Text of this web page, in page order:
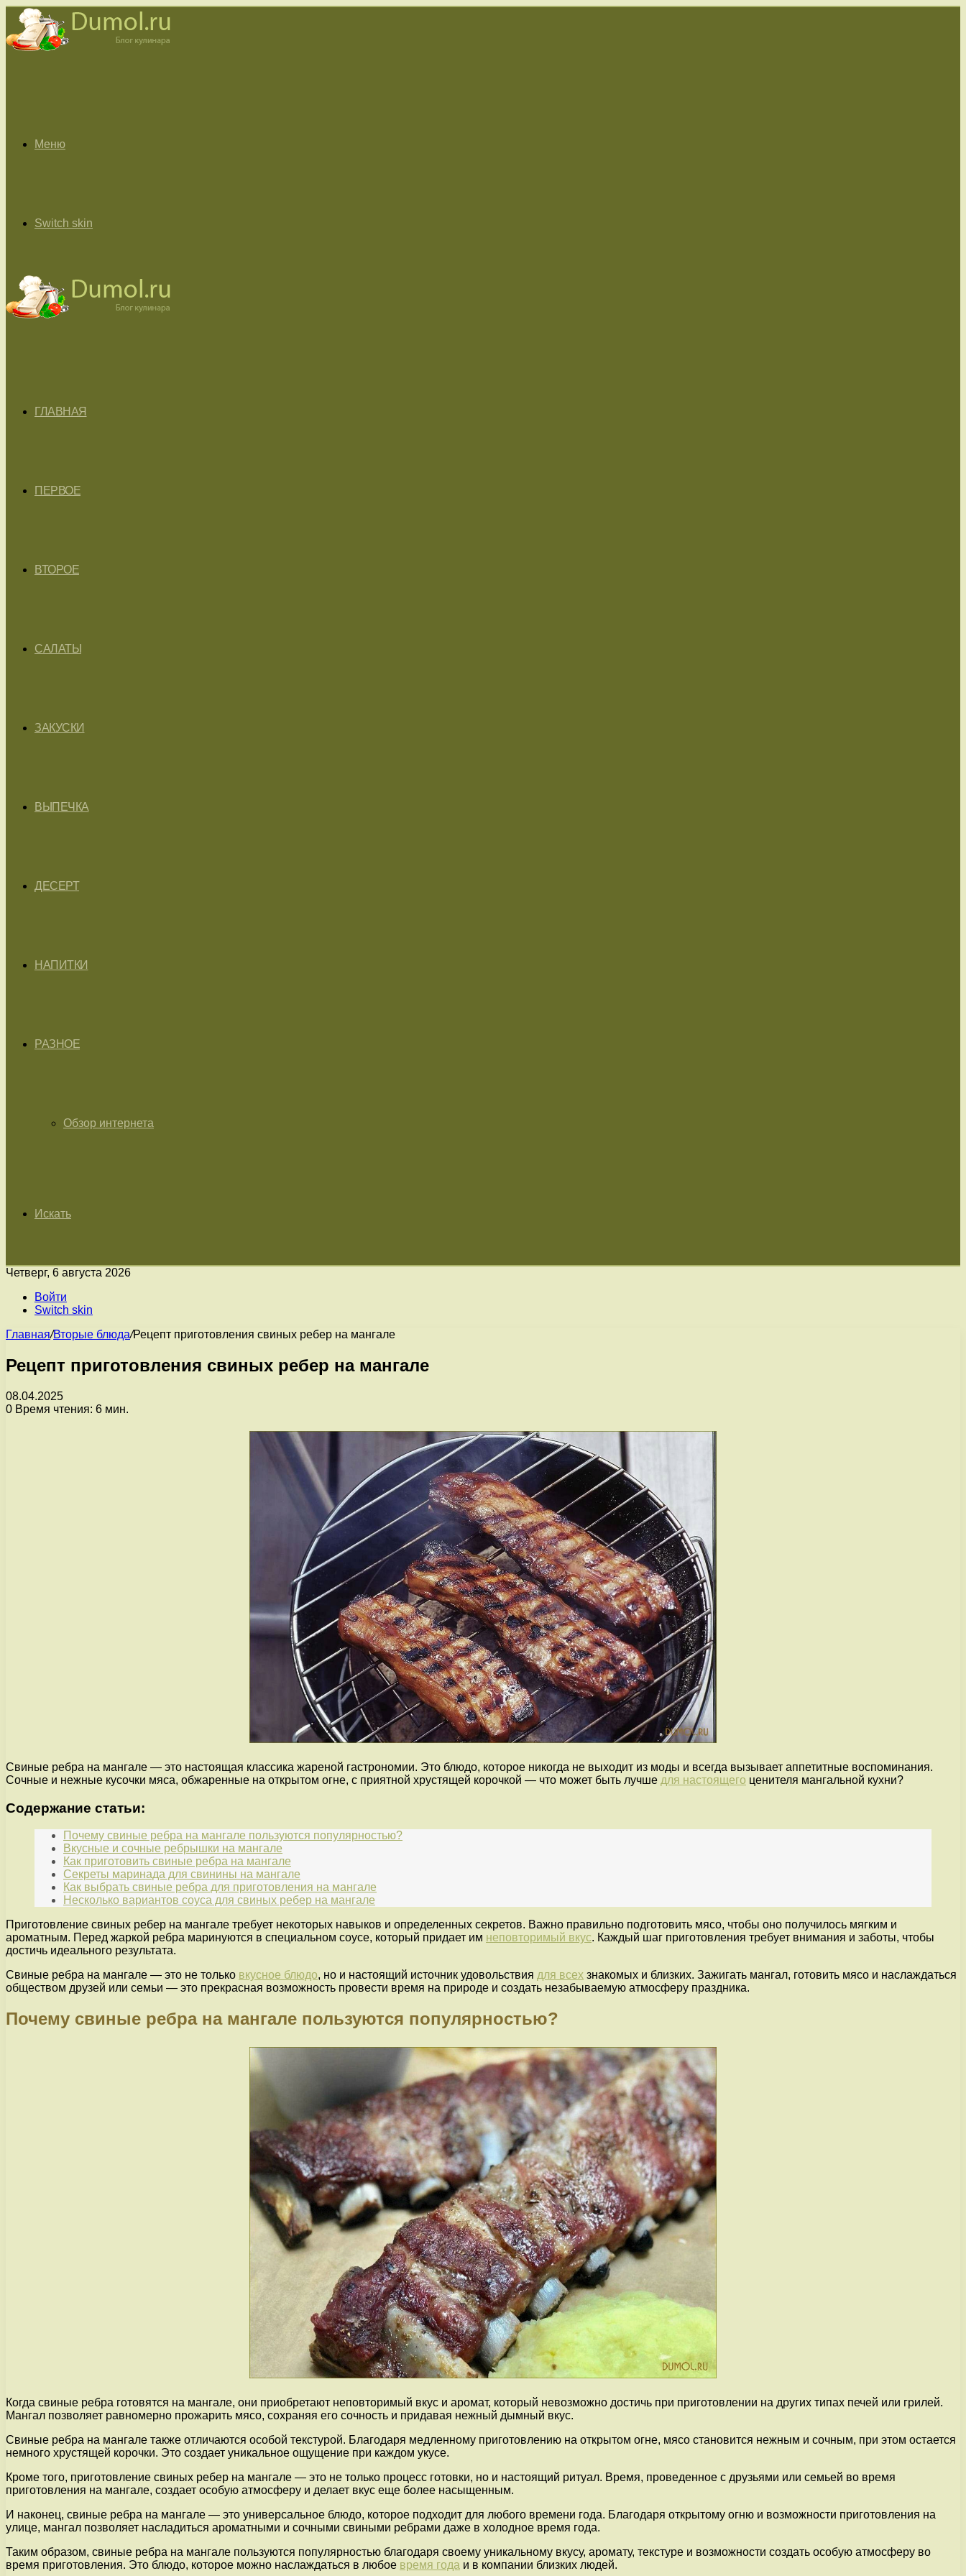
Меню
Switch skin
ГЛАВНАЯ
ПЕРВОЕ
ВТОРОЕ
САЛАТЫ
ЗАКУСКИ
ВЫПЕЧКА
ДЕСЕРТ
НАПИТКИ
РАЗНОЕ
Обзор интернета
Искать
Четверг, 6 августа 2026
Войти
Switch skin
Главная/Вторые блюда/Рецепт приготовления свиных ребер на мангале
Рецепт приготовления свиных ребер на мангале
08.04.2025
0 Время чтения: 6 мин.
Свиные ребра на мангале — это настоящая классика жареной гастрономии. Это блюдо, которое никогда не выходит из моды и всегда вызывает аппетитные воспоминания.
Сочные и нежные кусочки мяса, обжаренные на открытом огне, с приятной хрустящей корочкой — что может быть лучше для настоящего ценителя мангальной кухни?
Содержание статьи:
Почему свиные ребра на мангале пользуются популярностью?
Вкусные и сочные ребрышки на мангале
Как приготовить свиные ребра на мангале
Секреты маринада для свинины на мангале
Как выбрать свиные ребра для приготовления на мангале
Несколько вариантов соуса для свиных ребер на мангале
Приготовление свиных ребер на мангале требует некоторых навыков и определенных секретов. Важно правильно подготовить мясо, чтобы оно получилось мягким и
ароматным. Перед жаркой ребра маринуются в специальном соусе, который придает им неповторимый вкус. Каждый шаг приготовления требует внимания и заботы, чтобы
достичь идеального результата.
Свиные ребра на мангале — это не только вкусное блюдо, но и настоящий источник удовольствия для всех знакомых и близких. Зажигать мангал, готовить мясо и наслаждаться
обществом друзей или семьи — это прекрасная возможность провести время на природе и создать незабываемую атмосферу праздника.
Почему свиные ребра на мангале пользуются популярностью?
Когда свиные ребра готовятся на мангале, они приобретают неповторимый вкус и аромат, который невозможно достичь при приготовлении на других типах печей или грилей.
Мангал позволяет равномерно прожарить мясо, сохраняя его сочность и придавая нежный дымный вкус.
Свиные ребра на мангале также отличаются особой текстурой. Благодаря медленному приготовлению на открытом огне, мясо становится нежным и сочным, при этом остается
немного хрустящей корочки. Это создает уникальное ощущение при каждом укусе.
Кроме того, приготовление свиных ребер на мангале — это не только процесс готовки, но и настоящий ритуал. Время, проведенное с друзьями или семьей во время
приготовления на мангале, создает особую атмосферу и делает вкус еще более насыщенным.
И наконец, свиные ребра на мангале — это универсальное блюдо, которое подходит для любого времени года. Благодаря открытому огню и возможности приготовления на
улице, мангал позволяет насладиться ароматными и сочными свиными ребрами даже в холодное время года.
Таким образом, свиные ребра на мангале пользуются популярностью благодаря своему уникальному вкусу, аромату, текстуре и возможности создать особую атмосферу во
время приготовления. Это блюдо, которое можно наслаждаться в любое время года и в компании близких людей.